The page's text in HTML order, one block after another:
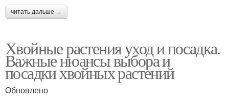
читать дальше →
Хвойные растения уход и посадка.
Важные нюансы выбора и
посадки хвойных растений
Обновлено